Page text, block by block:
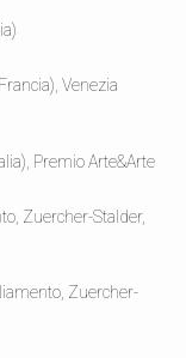
Venezia
Premio Arte&Arte
Zuercher-Stalder,
Zuercher-